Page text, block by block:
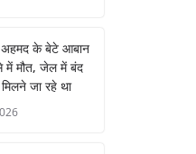
अहमद के बेटे आबान
में मौत, जेल में बंद
जा रहे था